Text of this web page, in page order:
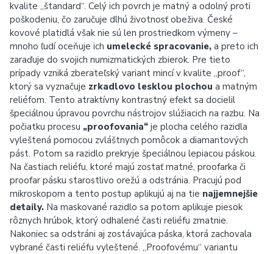
kvalite „štandard“. Celý ich povrch je matný a odolný proti
poškodeniu, čo zaručuje dlhú životnosť obeživa. České
kovové platidlá však nie sú len prostriedkom výmeny –
mnoho ľudí oceňuje ich umelecké spracovanie, a preto ich
zaraďuje do svojich numizmatických zbierok. Pre tieto
prípady vzniká zberateľský variant mincí v kvalite „proof“,
ktorý sa vyznačuje zrkadlovo lesklou plochou a matným
reliéfom. Tento atraktívny kontrastný efekt sa docielil
špeciálnou úpravou povrchu nástrojov slúžiacich na razbu. Na
počiatku procesu „proofovania“ je plocha celého razidla
vyleštená pomocou zvláštnych pomôcok a diamantových
pást. Potom sa razidlo prekryje špeciálnou lepiacou páskou.
Na častiach reliéfu, ktoré majú zostať matné, proofarka či
proofar pásku starostlivo orežú a odstránia. Pracujú pod
mikroskopom a tento postup aplikujú aj na tie najjemnejšie
detaily. Na maskované razidlo sa potom aplikuje piesok
rôznych hrúbok, ktorý odhalené časti reliéfu zmatnie.
Nakoniec sa odstráni aj zostávajúca páska, ktorá zachovala
vybrané časti reliéfu vyleštené. „Proofovému“ variantu